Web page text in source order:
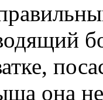
она не